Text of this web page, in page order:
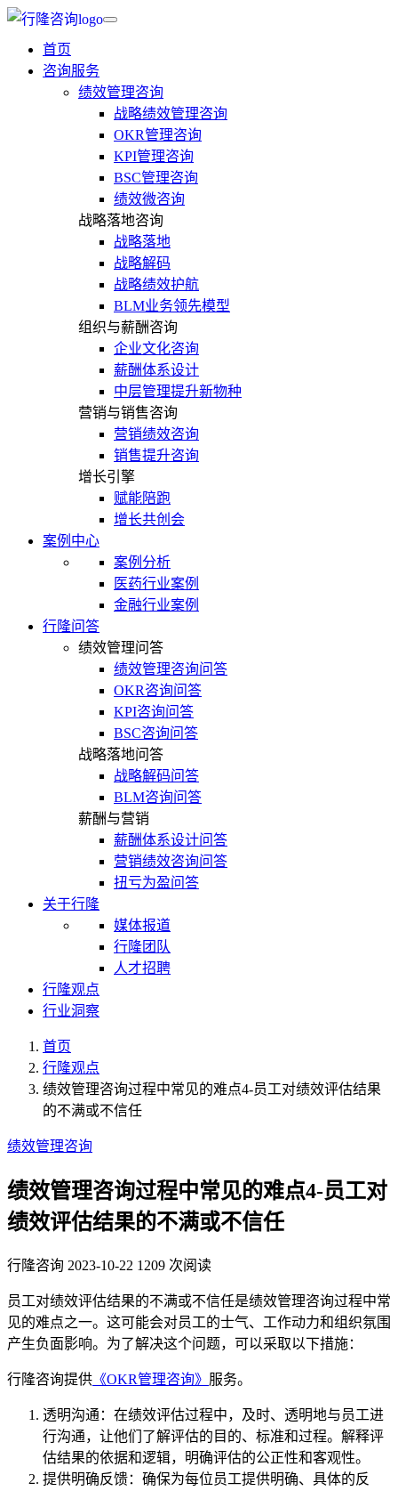
首页
咨询服务
绩效管理咨询
战略绩效管理咨询
OKR管理咨询
KPI管理咨询
BSC管理咨询
绩效微咨询
战略落地咨询
战略落地
战略解码
战略绩效护航
BLM业务领先模型
组织与薪酬咨询
企业文化咨询
薪酬体系设计
中层管理提升新物种
营销与销售咨询
营销绩效咨询
销售提升咨询
增长引擎
赋能陪跑
增长共创会
案例中心
案例分析
医药行业案例
金融行业案例
行隆问答
绩效管理问答
绩效管理咨询问答
OKR咨询问答
KPI咨询问答
BSC咨询问答
战略落地问答
战略解码问答
BLM咨询问答
薪酬与营销
薪酬体系设计问答
营销绩效咨询问答
扭亏为盈问答
关于行隆
媒体报道
行隆团队
人才招聘
行隆观点
行业洞察
首页
行隆观点
绩效管理咨询过程中常见的难点4-员工对绩效评估结果
的不满或不信任
绩效管理咨询
绩效管理咨询过程中常见的难点4-员工对
绩效评估结果的不满或不信任
行隆咨询 2023-10-22 1209 次阅读
员工对绩效评估结果的不满或不信任是绩效管理咨询过程中常
见的难点之一。这可能会对员工的士气、工作动力和组织氛围
产生负面影响。为了解决这个问题，可以采取以下措施：
行隆咨询提供 《OKR管理咨询》 服务。
透明沟通：在绩效评估过程中，及时、透明地与员工进
行沟通，让他们了解评估的目的、标准和过程。解释评
估结果的依据和逻辑，明确评估的公正性和客观性。
提供明确反馈：确保为每位员工提供明确、具体的反